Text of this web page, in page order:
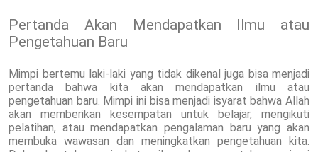
Pertanda Akan Mendapatkan Ilmu atau
Pengetahuan Baru
Mimpi bertemu laki-laki yang tidak dikenal juga bisa menjadi
pertanda bahwa kita akan mendapatkan ilmu atau
pengetahuan baru. Mimpi ini bisa menjadi isyarat bahwa Allah
akan memberikan kesempatan untuk belajar, mengikuti
pelatihan, atau mendapatkan pengalaman baru yang akan
membuka wawasan dan meningkatkan pengetahuan kita.